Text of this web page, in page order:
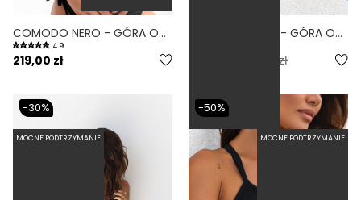
COMODO NERO - GÓRA OD BIKINI NA DUŻY BIUST ZABUDOWANA CZARNY
4.9
219,00 zł
COMODO OLIVE - GÓRA OD BIKINI NA DUŻY BIUST ZABUDOWANA OLIWKOWY
219,00 zł
MOCNE PODTRZYMANIE
-30%
MOCNE PODTRZYMANIE
-50%